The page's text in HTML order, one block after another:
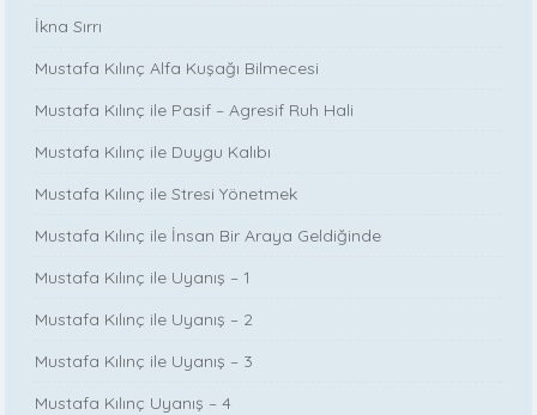
İkna Sırrı
Mustafa Kılınç Alfa Kuşağı Bilmecesi
Mustafa Kılınç ile Pasif – Agresif Ruh Hali
Mustafa Kılınç ile Duygu Kalıbı
Mustafa Kılınç ile Stresi Yönetmek
Mustafa Kılınç ile İnsan Bir Araya Geldiğinde
Mustafa Kılınç ile Uyanış – 1
Mustafa Kılınç ile Uyanış – 2
Mustafa Kılınç ile Uyanış – 3
Mustafa Kılınç Uyanış – 4